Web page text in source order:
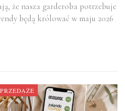
że nasza garderoba potrzebuje
będą królować w maju 2026